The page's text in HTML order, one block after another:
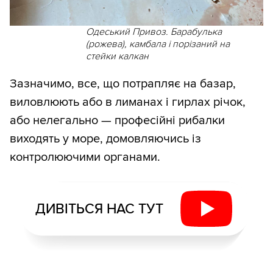
Одеський Привоз. Барабулька
(рожева), камбала і порізаний на
стейки калкан
Зазначимо, все, що потрапляє на базар,
виловлюють або в лиманах і гирлах річок,
або нелегально — професійні рибалки
виходять у море, домовляючись із
контролюючими органами.
ДИВІТЬСЯ НАС ТУТ